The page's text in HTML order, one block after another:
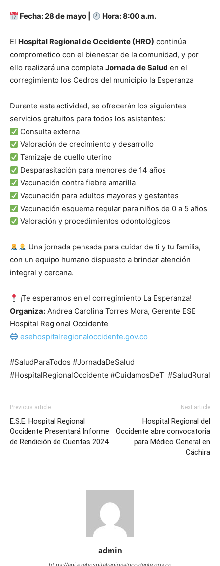
Fecha: 28 de mayo | Hora: 8:00 a.m.
El Hospital Regional de Occidente (HRO) continúa
comprometido con el bienestar de la comunidad, y por
ello realizará una completa Jornada de Salud en el
corregimiento los Cedros del municipio la Esperanza
Durante esta actividad, se ofrecerán los siguientes
servicios gratuitos para todos los asistentes:
Consulta externa
Valoración de crecimiento y desarrollo
Tamizaje de cuello uterino
Desparasitación para menores de 14 años
Vacunación contra fiebre amarilla
Vacunación para adultos mayores y gestantes
Vacunación esquema regular para niños de 0 a 5 años
Valoración y procedimientos odontológicos
Una jornada pensada para cuidar de ti y tu familia,
con un equipo humano dispuesto a brindar atención
integral y cercana.
¡Te esperamos en el corregimiento La Esperanza!
Organiza: Andrea Carolina Torres Mora, Gerente ESE
Hospital Regional Occidente
esehospitalregionaloccidente.gov.co
#SaludParaTodos #JornadaDeSalud
#HospitalRegionalOccidente #CuidamosDeTi #SaludRural
Previous article
E.S.E. Hospital Regional
Occidente Presentará Informe
de Rendición de Cuentas 2024
Next article
Hospital Regional del
Occidente abre convocatoria
para Médico General en
Cáchira
admin
https://api.esehospitalregionaloccidente.gov.co